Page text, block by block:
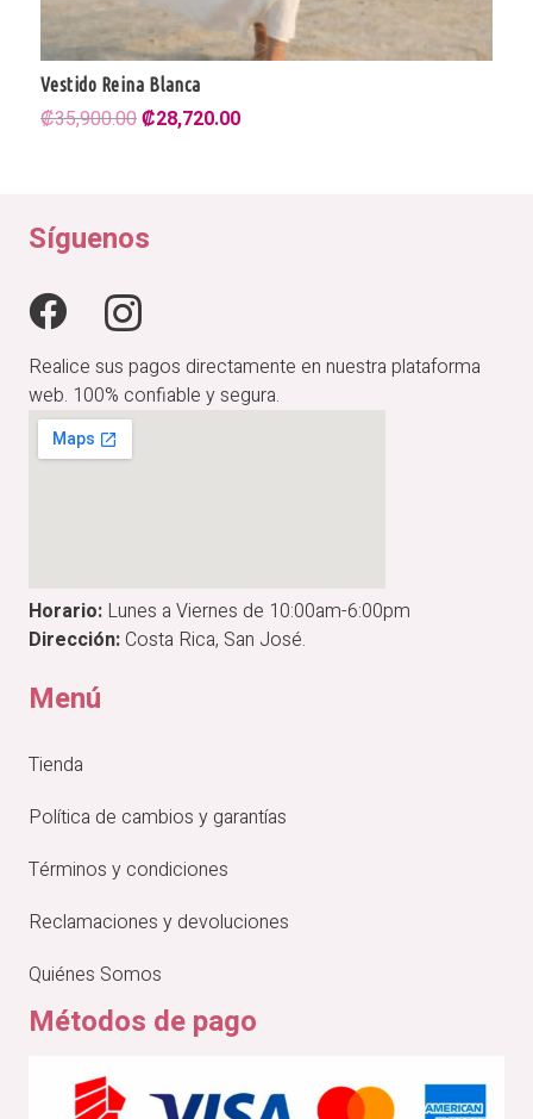
Vestido Reina Blanca
₡35,900.00El
₡35,900.00.
₡28,720.00El
Síguenos
Realice sus pagos directamente en nuestra plataforma
web. 100% confiable y segura.
Horario: Lunes a Viernes de 10:00am-6:00pm
Dirección:Costa Rica, San José.
Menú
Tienda
Política de cambios y garantías
Términos y condiciones
Reclamaciones y devoluciones
Quiénes Somos
Métodos de pago